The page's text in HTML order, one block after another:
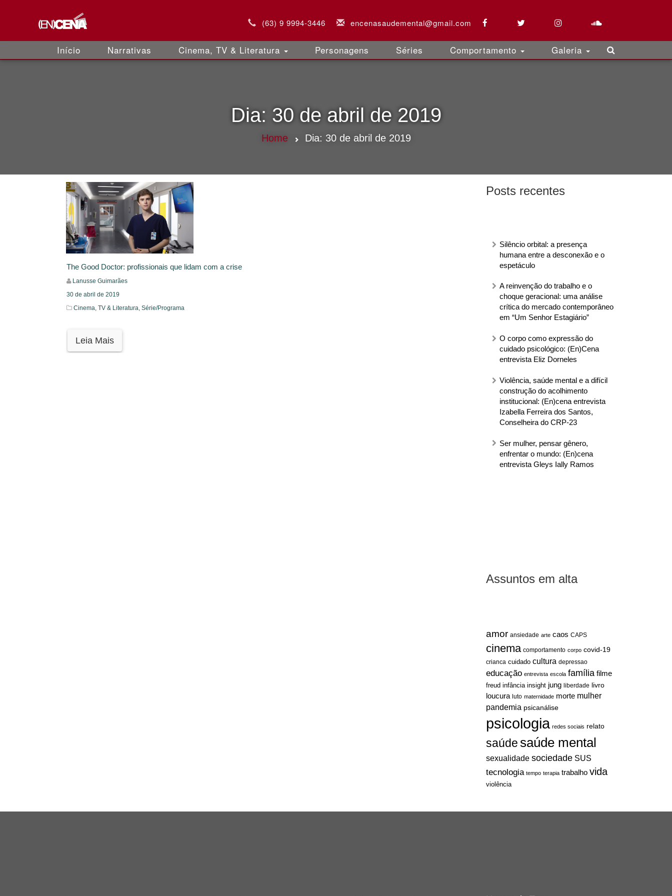
(63) 9 9994-3446 encenasaudemental@gmail.com
Início Narrativas Cinema, TV & Literatura Personagens Séries Comportamento Galeria
Dia: 30 de abril de 2019
Home Dia: 30 de abril de 2019
Posts recentes
Silêncio orbital: a presença
humana entre a desconexão e o
espetáculo
A reinvenção do trabalho e o
choque geracional: uma análise
crítica do mercado contemporâneo
em “Um Senhor Estagiário”
O corpo como expressão do
cuidado psicológico: (En)Cena
entrevista Eliz Dorneles
Violência, saúde mental e a difícil
construção do acolhimento
institucional: (En)cena entrevista
Izabella Ferreira dos Santos,
Conselheira do CRP-23
Ser mulher, pensar gênero,
enfrentar o mundo: (En)cena
entrevista Gleys Ially Ramos
Assuntos em alta
amor ansiedade arte caos CAPS
cinema comportamento corpo covid-19
crianca cuidado cultura depressao
educação entrevista escola família filme
freud infância insight jung liberdade livro
loucura luto maternidade morte mulher
pandemia psicanálise
psicologia redes sociais relato
saúdesaúde mental
sexualidade sociedade SUS
tecnologia tempo terapia trabalho vida
violência
The Good Doctor: profissionais que lidam com a crise
Lanusse Guimarães
30 de abril de 2019
Cinema, TV & Literatura, Série/Programa
Leia Mais